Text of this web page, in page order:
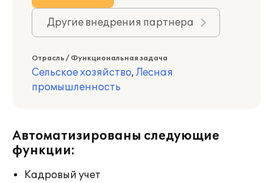
Другие внедрения партнера
Отрасль / Функциональная задача
Сельское хозяйство, Лесная
промышленность
Автоматизированы следующие
функции:
Кадровый учет